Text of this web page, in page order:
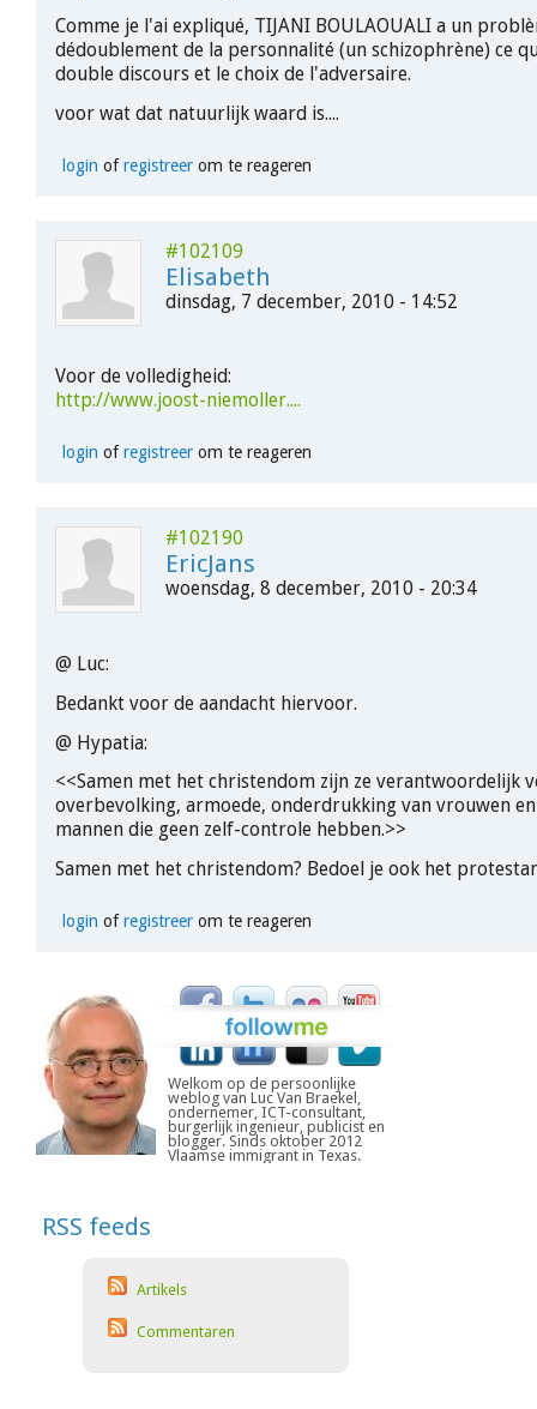
Comme je l'ai expliqué, TIJANI BOULAOUALI a un
dédoublement de la personnalité (un schizophrène) ce
double discours et le choix de l'adversaire.
voor wat dat natuurlijk waard is....
login ofregistreerom te reageren
#102109
Elisabeth
dinsdag, 7 december, 2010 - 14:52
Voor de volledigheid:
http://www.joost-niemoller....
login ofregistreerom te reageren
#102190
EricJans
woensdag, 8 december, 2010 - 20:34
@ Luc:
Bedankt voor de aandacht hiervoor.
@ Hypatia:
<<Samen met het christendom zijn ze verantwoordelijk
overbevolking, armoede, onderdrukking van vrouwen
mannen die geen zelf-controle hebben.>>
Samen met het christendom? Bedoel je ook het
login ofregistreerom te reageren
Welkom op de persoonlijke
weblog van Luc Van Braekel,
ondernemer, ICT-consultant,
burgerlijk ingenieur, publicist en
blogger. Sinds oktober 2012
Vlaamse immigrant in Texas.
RSS feeds
Artikels
Commentaren